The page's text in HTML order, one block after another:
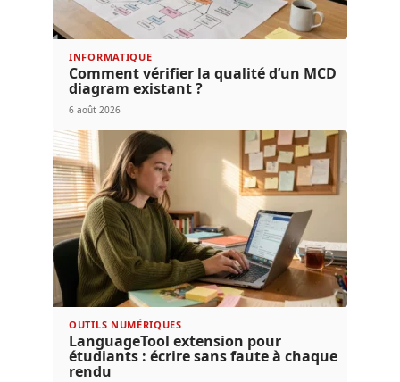
INFORMATIQUE
Comment vérifier la qualité d’un MCD
diagram existant ?
6 août 2026
OUTILS NUMÉRIQUES
LanguageTool extension pour
étudiants : écrire sans faute à chaque
rendu